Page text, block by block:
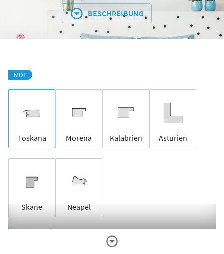
BESCHREIBUNG
MDF
Toskana Morena Kalabrien Asturien
Skane Neapel